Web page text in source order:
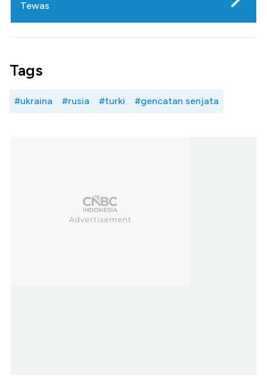
Tewas
Tags
#ukraina #rusia #turki #gencatan senjata